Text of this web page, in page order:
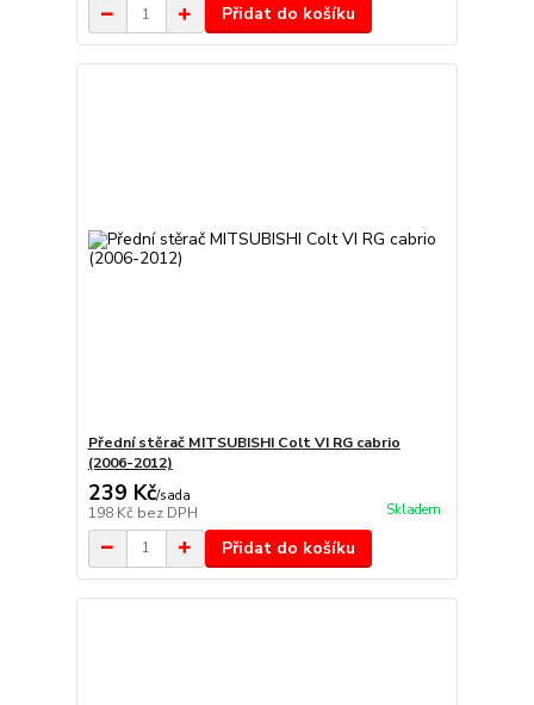
Přidat do košíku
Přední stěrač MITSUBISHI Colt VI RG cabrio
(2006-2012)
239 Kč/sada
198 Kč bez DPH Skladem
Přidat do košíku